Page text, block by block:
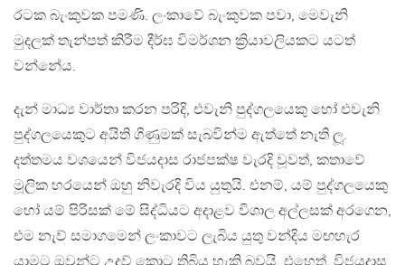
රටක බැංකුවක පමණි. ලංකාවේ බැංකුවක පවා, මෙවැනි
මුදලක් තැන්පත් කිරීම දීර්ඝ විමර්ශන ක්‍රියාවලියකට යටත්
වන්නේය.
දැන් මාධ්‍ය වාර්තා කරන පරිදි, එවැනි පුද්ගලයෙකු හෝ එවැනි
පුද්ගලයෙකුට අයිති ගිණුමක් සැබවින්ම ඇත්තේ නැති ලූ.
දත්තමය වශයෙන් විජයදාස රාජපක්ෂ වැරදි වූවත්, කතාවේ
මූලික හරයෙන් ඔහු නිවැරදි විය යුතුයි. එනම්, යම් පුද්ගලයෙකු
හෝ යම් පිරිසක් මේ සිද්ධියට අදාළව විශාල අල්ලසක් අරගෙන,
එම නැව් සමාගමෙන් ලංකාවට ලැබිය යුතු වන්දිය මඟහැර
යාමට ඔවුන්ට උදව් කොට තිබිය හැකි බවයි. එහෙත්, විජයදාස